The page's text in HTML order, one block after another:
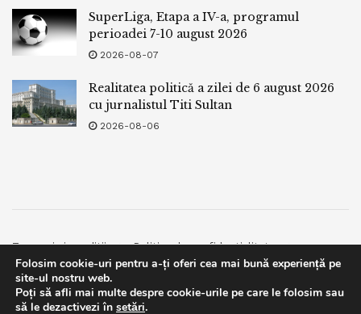
SuperLiga, Etapa a IV-a, programul
perioadei 7-10 august 2026
2026-08-07
Realitatea politică a zilei de 6 august 2026
cu jurnalistul Titi Sultan
2026-08-06
Termeni si conditii
Politica de confidentialitate
Facebook
Contact
© 2019bpnews- Business & Politics Newsbpnews.
Folosim cookie-uri pentru a-ți oferi cea mai bună experiență pe
site-ul nostru web.
Poți să afli mai multe despre cookie-urile pe care le folosim sau
să le dezactivezi în setări.
This website uses GDPR cookies. By continuing to use this